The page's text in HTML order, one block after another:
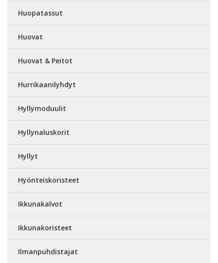
Huopatassut
Huovat
Huovat & Peitot
Hurrikaanilyhdyt
Hyllymoduulit
Hyllynaluskorit
Hyllyt
Hyönteiskoristeet
Ikkunakalvot
Ikkunakoristeet
Ilmanpuhdistajat